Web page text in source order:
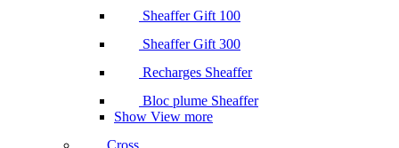
Sheaffer Gift 100
Sheaffer Gift 300
Recharges Sheaffer
Bloc plume Sheaffer
Show View more
Cross